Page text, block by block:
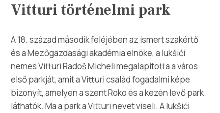
Info
Multimédia
Safe in Dalmatia
hu
Vitturi történelmi park
A 18. század második feléjében az ismert szakértő
és a Mezőgazdasági akadémia elnöke, a lukšići
nemes Vitturi Radoš Micheli megalapította a város
első parkját, amit a Vitturi család fogadalmi képe
bizonyít, amelyen a szent Roko és a kezén levő park
láthatók. Ma a park a Vitturi nevet viseli. A lukšići